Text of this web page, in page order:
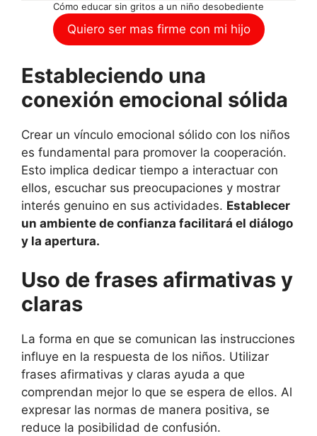
Cómo educar sin gritos a un niño desobediente
Quiero ser mas firme con mi hijo
Estableciendo una
conexión emocional sólida
Crear un vínculo emocional sólido con los niños
es fundamental para promover la cooperación.
Esto implica dedicar tiempo a interactuar con
ellos, escuchar sus preocupaciones y mostrar
interés genuino en sus actividades. Establecer
un ambiente de confianza facilitará el diálogo
y la apertura.
Uso de frases afirmativas y
claras
La forma en que se comunican las instrucciones
influye en la respuesta de los niños. Utilizar
frases afirmativas y claras ayuda a que
comprendan mejor lo que se espera de ellos. Al
expresar las normas de manera positiva, se
reduce la posibilidad de confusión.